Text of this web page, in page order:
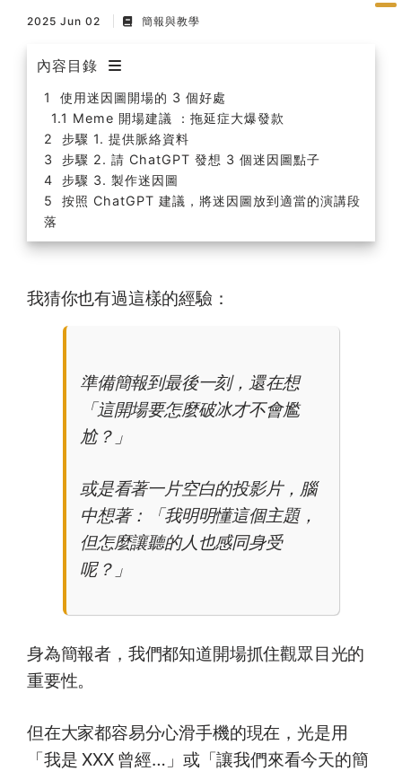
職場思維與工作術｜圖解問題
分析與解決 x AI 視覺化實戰
軟體開發實務｜技術文件寫作
2025 Jun 02 簡報與教學
內容目錄
使用迷因圖開場的 3 個好處
Meme 開場建議 ：拖延症大爆發款
步驟 1. 提供脈絡資料
步驟 2. 請 ChatGPT 發想 3 個迷因圖點子
步驟 3. 製作迷因圖
按照 ChatGPT 建議，將迷因圖放到適當的演講段
落
我猜你也有過這樣的經驗：
準備簡報到最後一刻，還在想
「這開場要怎麼破冰才不會尷
尬？」
或是看著一片空白的投影片，腦
中想著：「我明明懂這個主題，
但怎麼讓聽的人也感同身受
呢？」
身為簡報者，我們都知道開場抓住觀眾目光的
重要性。
但在大家都容易分心滑手機的現在，光是用
「我是 XXX 曾經…」或「讓我們來看今天的簡